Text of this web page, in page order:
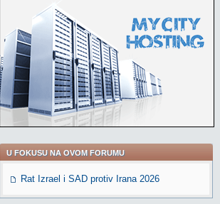
U FOKUSU NA OVOM FORUMU
Rat Izrael i SAD protiv Irana 2026